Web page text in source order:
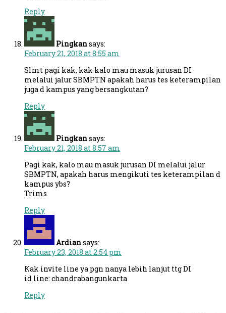
Reply
Pingkansays:
February 21, 2018 at 8:55 am
Slmt pagi kak, kak kalo mau masuk jurusan DI
melalui jalur SBMPTN apakah harus tes keterampilan
juga d kampus yang bersangkutan?
Reply
Pingkansays:
February 21, 2018 at 8:57 am
Pagi kak, kalo mau masuk jurusan DI melalui jalur
SBMPTN, apakah harus mengikuti tes keterampilan d
kampus ybs?
Trims
Reply
Ardiansays:
February 23, 2018 at 2:54 pm
Kak invite line ya pgn nanya lebih lanjut ttg DI
id line: chandrabangunkarta
Reply